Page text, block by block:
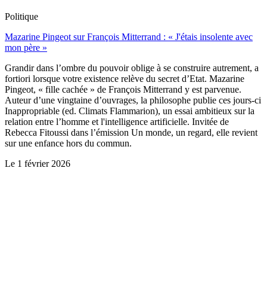
Politique
Mazarine Pingeot sur François Mitterrand : « J'étais insolente avec
mon père »
Grandir dans l’ombre du pouvoir oblige à se construire autrement, a
fortiori lorsque votre existence relève du secret d’Etat. Mazarine
Pingeot, « fille cachée » de François Mitterrand y est parvenue.
Auteur d’une vingtaine d’ouvrages, la philosophe publie ces jours-ci
Inappropriable (ed. Climats Flammarion), un essai ambitieux sur la
relation entre l’homme et l'intelligence artificielle. Invitée de
Rebecca Fitoussi dans l’émission Un monde, un regard, elle revient
sur une enfance hors du commun.
Le 1 février 2026